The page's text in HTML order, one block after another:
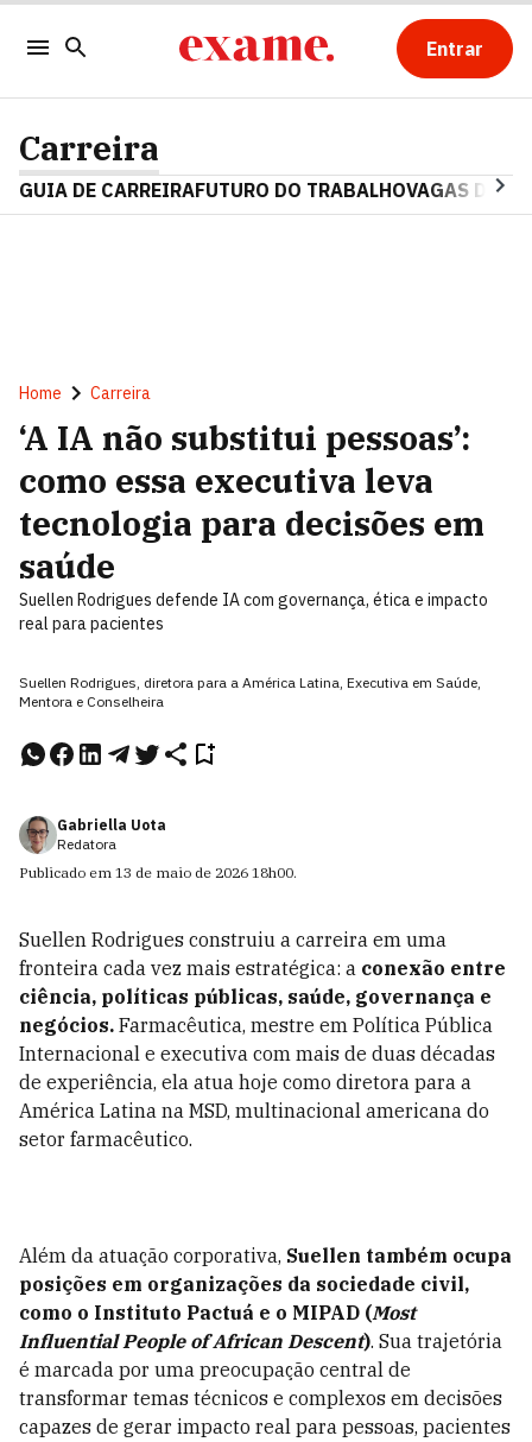
Entrar
Carreira
GUIA DE CARREIRAFUTURO DO TRABALHOVAGAS DE
Home Carreira
‘A IA não substitui pessoas’:
como essa executiva leva
tecnologia para decisões em
saúde
Suellen Rodrigues defende IA com governança, ética e impacto
real para pacientes
Suellen Rodrigues, diretora para a América Latina, Executiva em Saúde,
Mentora e Conselheira
Gabriella Uota
Redatora
Publicado em 13 de maio de 2026 18h00.
Suellen Rodrigues construiu a carreira em uma
fronteira cada vez mais estratégica: a conexão entre
ciência, políticas públicas, saúde, governança e
negócios. Farmacêutica, mestre em Política Pública
Internacional e executiva com mais de duas décadas
de experiência, ela atua hoje como diretora para a
América Latina na MSD, multinacional americana do
setor farmacêutico.
Além da atuação corporativa, Suellen também ocupa
posições em organizações da sociedade civil,
como o Instituto Pactuá e o MIPAD (Most
Influential People of African Descent). Sua trajetória
é marcada por uma preocupação central de
transformar temas técnicos e complexos em decisões
capazes de gerar impacto real para pessoas, pacientes